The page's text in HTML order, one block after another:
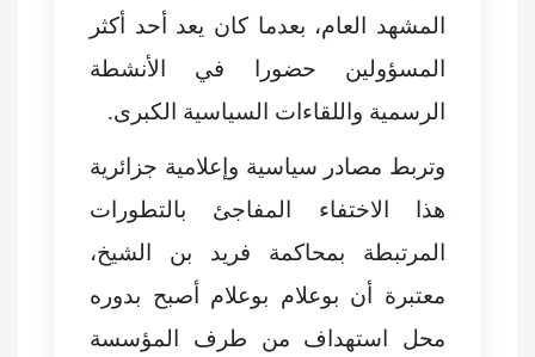
المشهد العام، بعدما كان يعد أحد أكثر
المسؤولين حضورا في الأنشطة
الرسمية واللقاءات السياسية الكبرى.
وتربط مصادر سياسية وإعلامية جزائرية
هذا الاختفاء المفاجئ بالتطورات
المرتبطة بمحاكمة فريد بن الشيخ،
معتبرة أن بوعلام بوعلام أصبح بدوره
محل استهداف من طرف المؤسسة